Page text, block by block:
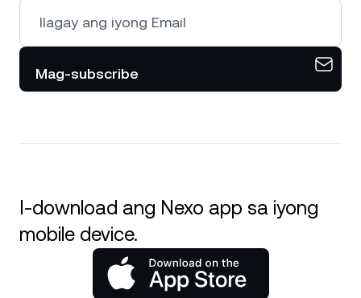
Mag-subscribe
I-download ang Nexo app sa iyong
mobile device.